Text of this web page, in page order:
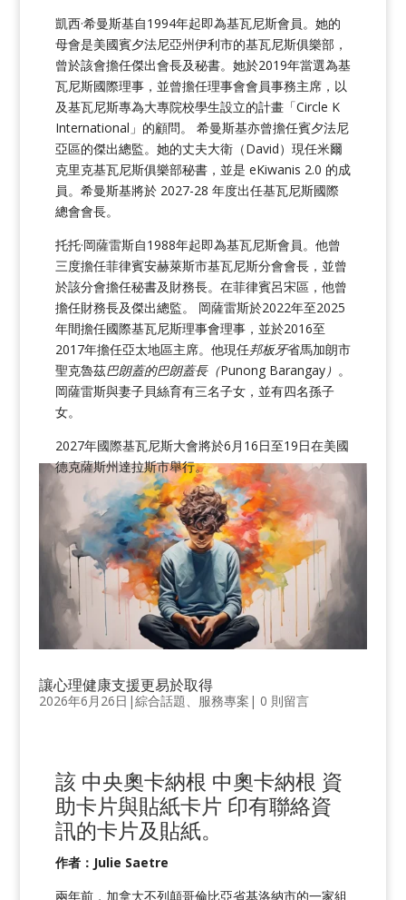
凱西·希曼斯基自1994年起即為基瓦尼斯會員。她的
母會是美國賓夕法尼亞州伊利市的基瓦尼斯俱樂部，
曾於該會擔任傑出會長及秘書。她於2019年當選為基
瓦尼斯國際理事，並曾擔任理事會會員事務主席，以
及基瓦尼斯專為大專院校學生設立的計畫「Circle K
International」的顧問。 希曼斯基亦曾擔任賓夕法尼
亞區的傑出總監。她的丈夫大衛（David）現任米爾
克里克基瓦尼斯俱樂部秘書，並是 eKiwanis 2.0 的成
員。希曼斯基將於 2027-28 年度出任基瓦尼斯國際
總會會長。
托托·岡薩雷斯自1988年起即為基瓦尼斯會員。他曾
三度擔任菲律賓安赫萊斯市基瓦尼斯分會會長，並曾
於該分會擔任秘書及財務長。在菲律賓呂宋區，他曾
擔任財務長及傑出總監。 岡薩雷斯於2022年至2025
年間擔任國際基瓦尼斯理事會理事，並於2016至
2017年擔任亞太地區主席。他現任邦板牙省馬加朗市
聖克魯茲巴朗蓋的巴朗蓋長（Punong Barangay） 。
岡薩雷斯與妻子貝絲育有三名子女，並有四名孫子
女。
2027年國際基瓦尼斯大會將於6月16日至19日在美國
德克薩斯州達拉斯市舉行。
讓心理健康支援更易於取得
2026年6月26日 |綜合話題 服務專案 | 0 則留言
該 中央奧卡納根 中奧卡納根 資
助卡片與貼紙卡片 印有聯絡資
訊的卡片及貼紙。
作者：Julie Saetre
兩年前，加拿大不列顛哥倫比亞省基洛納市的一家組